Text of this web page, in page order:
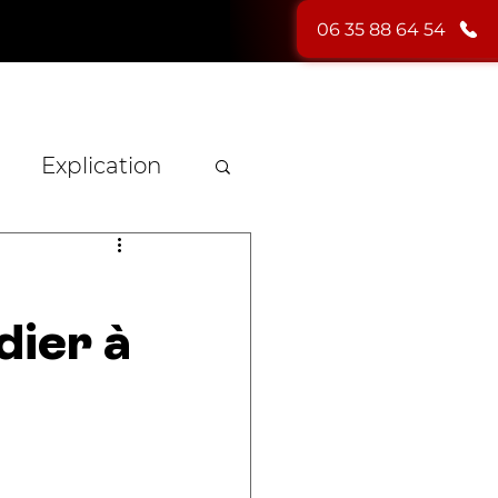
06 35 88 64 54
Explication
à